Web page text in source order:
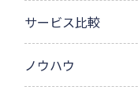
サービス比較
ノウハウ